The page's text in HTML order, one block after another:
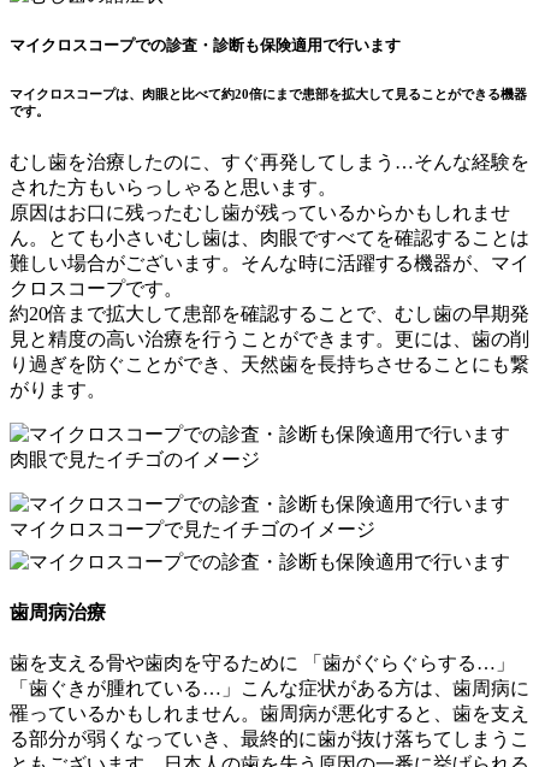
マイクロスコープでの診査・診断も保険適用で行います
マイクロスコープは、肉眼と比べて約20倍にまで患部を拡大して見ることができる機器
です。
むし歯を治療したのに、すぐ再発してしまう…そんな経験を
された方もいらっしゃると思います。
原因はお口に残ったむし歯が残っているからかもしれませ
ん。とても小さいむし歯は、肉眼ですべてを確認することは
難しい場合がございます。そんな時に活躍する機器が、マイ
クロスコープです。
約20倍まで拡大して患部を確認することで、 むし歯の早期発
見と精度の高い治療を行う ことができます。更には、 歯の削
り過ぎを防ぐことができ、天然歯を長持ちさせる ことにも繋
がります。
肉眼で見たイチゴのイメージ
マイクロスコープで見たイチゴのイメージ
歯周病治療
歯を支える骨や歯肉を守るために
「歯ぐきが腫れている…」こんな症状がある方は、歯周病に
罹っているかもしれません。歯周病が悪化すると、歯を支え
る部分が弱くなっていき、最終的に歯が抜け落ちてしまうこ